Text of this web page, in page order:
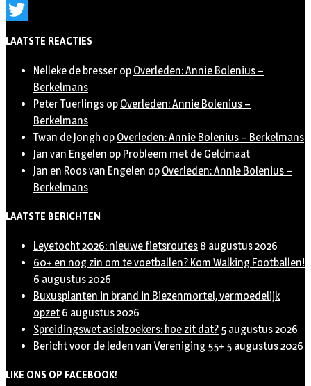
Instagram
LAATSTE REACTIES
Nelleke de bresser op Overleden: Annie Bolenius –
Berkelmans
Peter Tuerlings op Overleden: Annie Bolenius –
Berkelmans
Twan de Jongh op Overleden: Annie Bolenius – Berkelmans
Jan van Engelen op Probleem met de Geldmaat
Jan en Roos van Engelen op Overleden: Annie Bolenius –
Berkelmans
LAATSTE BERICHTEN
Leyetocht 2026: nieuwe fietsroutes 8 augustus 2026
60+ en nog zin om te voetballen? Kom Walking Footballen!
6 augustus 2026
Buxusplanten in brand in Biezenmortel, vermoedelijk
opzet 6 augustus 2026
Spreidingswet asielzoekers: hoe zit dat? 5 augustus 2026
Bericht voor de leden van Vereniging 55+ 5 augustus 2026
LIKE ONS OP FACEBOOK!